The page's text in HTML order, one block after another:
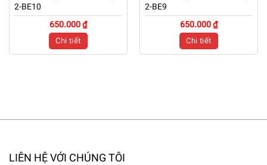
2-BE10
650.000 ₫
Chi tiết
2-BE9
650.000 ₫
Chi tiết
LIÊN HỆ VỚI CHÚNG TÔI